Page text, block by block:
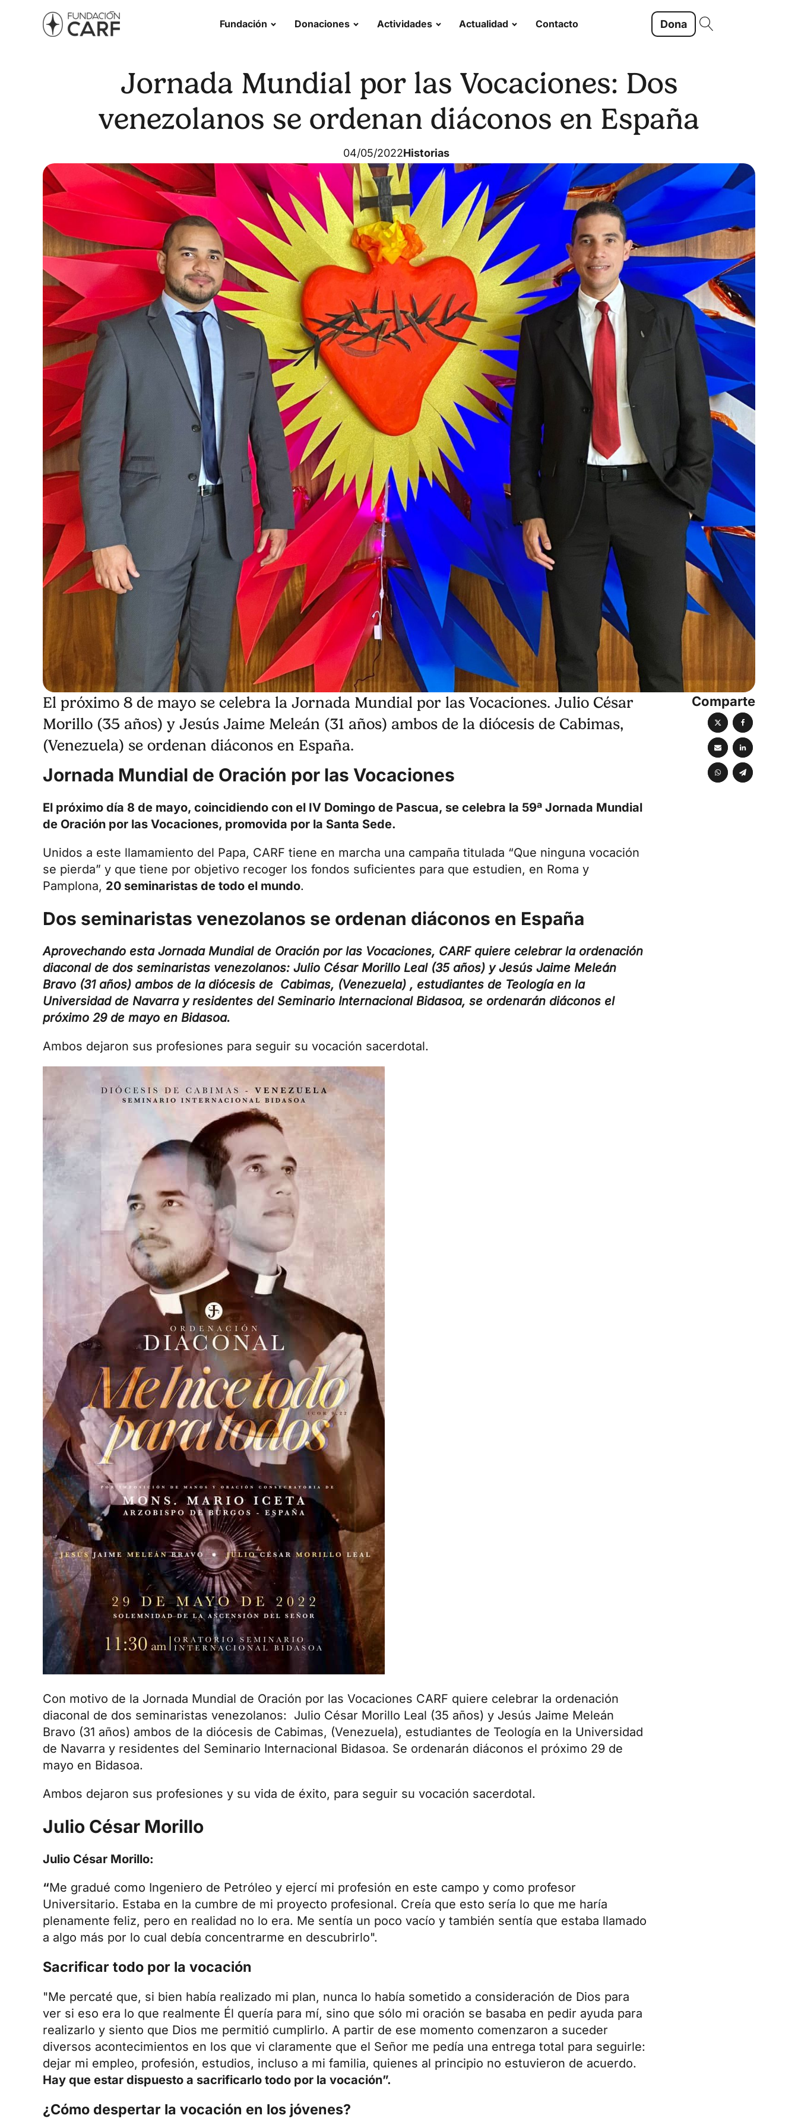
Fundación Donaciones Actividades Actualidad Contacto Dona
Jornada Mundial por las Vocaciones: Dos
venezolanos se ordenan diáconos en España
04/05/2022Historias
El próximo 8 de mayo se celebra la Jornada Mundial por las Vocaciones. Julio César
Morillo (35 años) y Jesús Jaime Meleán (31 años) ambos de la diócesis de Cabimas,
(Venezuela) se ordenan diáconos en España.
Jornada Mundial de Oración por las Vocaciones
El próximo día 8 de mayo, coincidiendo con el IV Domingo de Pascua, se celebra la 59ª Jornada Mundial
de Oración por las Vocaciones, promovida por la Santa Sede.
Unidos a este llamamiento del Papa, CARF tiene en marcha una campaña titulada “Que ninguna vocación
se pierda” y que tiene por objetivo recoger los fondos suficientes para que estudien, en Roma y
Pamplona, 20 seminaristas de todo el mundo.
Dos seminaristas venezolanos se ordenan diáconos en España
Aprovechando esta Jornada Mundial de Oración por las Vocaciones, CARF quiere celebrar la ordenación
diaconal de dos seminaristas venezolanos: Julio César Morillo Leal (35 años) y Jesús Jaime Meleán
Bravo (31 años) ambos de la diócesis de Cabimas, (Venezuela) , estudiantes de Teología en la
Universidad de Navarra y residentes del Seminario Internacional Bidasoa, se ordenarán diáconos el
próximo 29 de mayo en Bidasoa.
Ambos dejaron sus profesiones para seguir su vocación sacerdotal.
Con motivo de la Jornada Mundial de Oración por las Vocaciones CARF quiere celebrar la ordenación
diaconal de dos seminaristas venezolanos: Julio César Morillo Leal (35 años) y Jesús Jaime Meleán
Bravo (31 años) ambos de la diócesis de Cabimas, (Venezuela), estudiantes de Teología en la Universidad
de Navarra y residentes del Seminario Internacional Bidasoa. Se ordenarán diáconos el próximo 29 de
mayo en Bidasoa.
Ambos dejaron sus profesiones y su vida de éxito, para seguir su vocación sacerdotal.
Julio César Morillo
Julio César Morillo:
“Me gradué como Ingeniero de Petróleo y ejercí mi profesión en este campo y como profesor
Universitario. Estaba en la cumbre de mi proyecto profesional. Creía que esto sería lo que me haría
plenamente feliz, pero en realidad no lo era. Me sentía un poco vacío y también sentía que estaba llamado
a algo más por lo cual debía concentrarme en descubrirlo".
Sacrificar todo por la vocación
"Me percaté que, si bien había realizado mi plan, nunca lo había sometido a consideración de Dios para
ver si eso era lo que realmente Él quería para mí, sino que sólo mi oración se basaba en pedir ayuda para
realizarlo y siento que Dios me permitió cumplirlo. A partir de ese momento comenzaron a suceder
diversos acontecimientos en los que vi claramente que el Señor me pedía una entrega total para seguirle:
dejar mi empleo, profesión, estudios, incluso a mi familia, quienes al principio no estuvieron de acuerdo.
Hay que estar dispuesto a sacrificarlo todo por la vocación”.
¿Cómo despertar la vocación en los jóvenes?
Comparte